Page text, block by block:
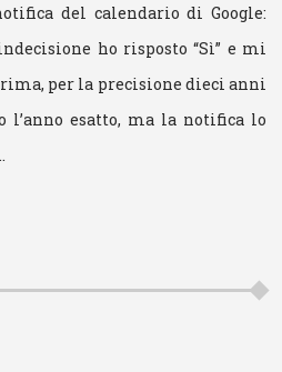
del calendario di Google:
ho risposto “Sì” e mi
per la precisione dieci anni
esatto, ma la notifica lo